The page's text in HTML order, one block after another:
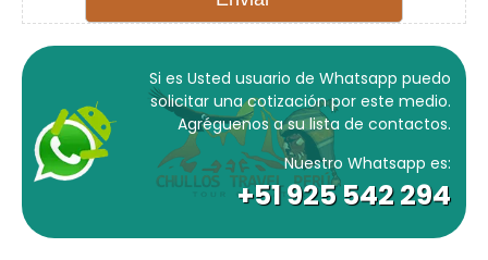
Si es Usted usuario de Whatsapp puedo
solicitar una cotización por este medio.
Agréguenos a su lista de contactos.
Nuestro Whatsapp es:
+51 925 542 294